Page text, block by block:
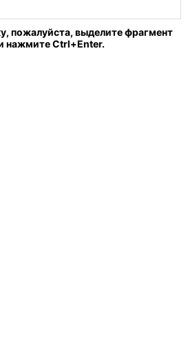
пожалуйста, выделите фрагмент
нажмите Ctrl+Enter.